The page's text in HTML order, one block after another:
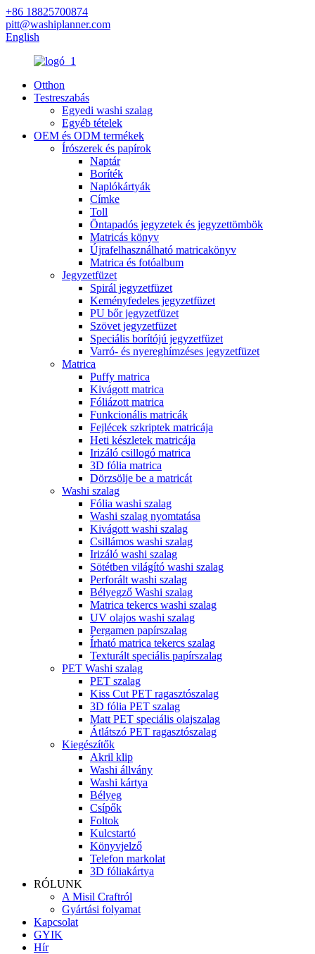
+86 18825700874
pitt@washiplanner.com
English
Otthon
Testreszabás
Egyedi washi szalag
Egyéb tételek
OEM és ODM termékek
Írószerek és papírok
Naptár
Boríték
Naplókártyák
Címke
Toll
Öntapadós jegyzetek és jegyzettömbök
Matricás könyv
Újrafelhasználható matricakönyv
Matrica és fotóalbum
Jegyzetfüzet
Spirál jegyzetfüzet
Keményfedeles jegyzetfüzet
PU bőr jegyzetfüzet
Szövet jegyzetfüzet
Speciális borítójú jegyzetfüzet
Varró- és nyereghímzéses jegyzetfüzet
Matrica
Puffy matrica
Kivágott matrica
Fóliázott matrica
Funkcionális matricák
Fejlécek szkriptek matricája
Heti készletek matricája
Irizáló csillogó matrica
3D fólia matrica
Dörzsölje be a matricát
Washi szalag
Fólia washi szalag
Washi szalag nyomtatása
Kivágott washi szalag
Csillámos washi szalag
Irizáló washi szalag
Sötétben világító washi szalag
Perforált washi szalag
Bélyegző Washi szalag
Matrica tekercs washi szalag
UV olajos washi szalag
Pergamen papírszalag
Írható matrica tekercs szalag
Texturált speciális papírszalag
PET Washi szalag
PET szalag
Kiss Cut PET ragasztószalag
3D fólia PET szalag
Matt PET speciális olajszalag
Átlátszó PET ragasztószalag
Kiegészítők
Akril klip
Washi állvány
Washi kártya
Bélyeg
Csípők
Foltok
Kulcstartó
Könyvjelző
Telefon markolat
3D fóliakártya
RÓLUNK
A Misil Craftról
Gyártási folyamat
Kapcsolat
GYIK
Hír